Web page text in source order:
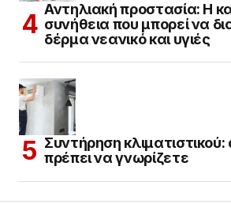
Αντηλιακή προστασία: Η
συνήθεια που μπορεί να
δέρμα νεανικό και υγιές
Συντήρηση
πρέπει να γνωρίζετε